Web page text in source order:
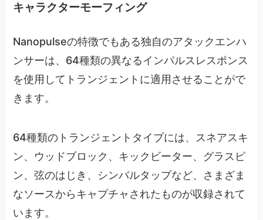
キャラクターモーフィング
Nanopulseの特徴でもある独自のアタックエンハ
ンサーは、64種類の異なるインパルスレスポンス
を使用してトランジェントに適用させることがで
きます。
64種類のトランジェントタイプには、スネアスキ
ン、ウッドブロック、キックビーター、グラスピ
ン、弦のはじき、シンバルタップなど、さまざま
なソースからキャプチャされたものが収録されて
います。